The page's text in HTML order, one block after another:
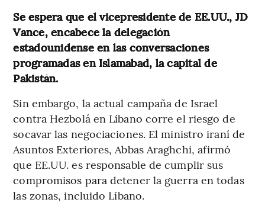
Se espera que el vicepresidente de EE.UU., JD
Vance, encabece la delegación
estadounidense en las conversaciones
programadas en Islamabad, la capital de
Pakistán.
Sin embargo, la actual campaña de Israel
contra Hezbolá en Líbano corre el riesgo de
socavar las negociaciones. El ministro iraní de
Asuntos Exteriores, Abbas Araghchi, afirmó
que EE.UU. es responsable de cumplir sus
compromisos para detener la guerra en todas
las zonas, incluido Líbano.